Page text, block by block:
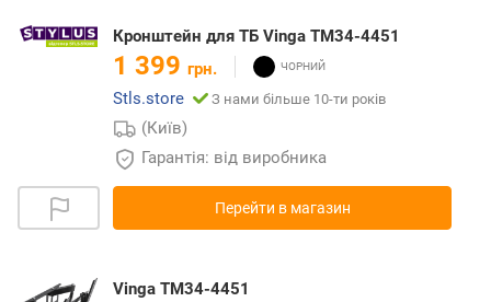
Кронштейн для ТБ Vinga TM34-4451
1 399 грн.
Stls.store
З нами більше 10-ти років
(Київ)
Гарантія: від виробника
Перейти в магазин
Vinga TM34-4451